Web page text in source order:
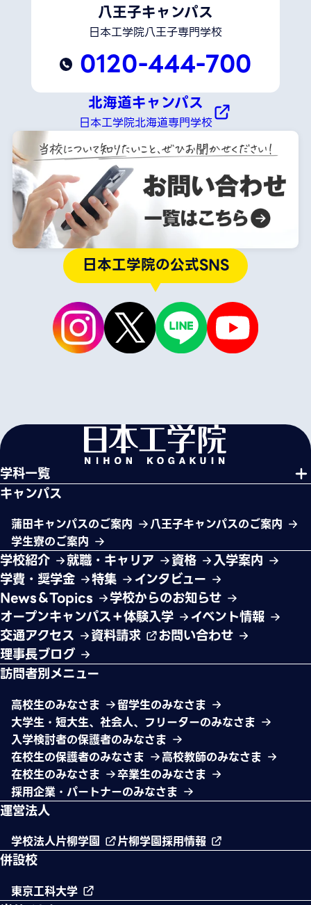
八王子キャンパス
日本工学院八王子専門学校
0120-444-700
北海道キャンパス
日本工学院北海道専門学校
日本工学院の公式SNS
学科一覧
キャンパス
蒲田キャンパスのご案内
八王子キャンパスのご案内
学生寮のご案内
学校紹介 就職・キャリア 資格
入学案内
学費・奨学金
特集
インタビュー
News＆Topics
学校からのお知らせ
オープンキャンパス＋体験入学
イベント情報
交通アクセス
資料請求
お問い合わせ
理事長ブログ
訪問者別メニュー
高校生のみなさま
留学生のみなさま
大学生・短大生、社会人、フリーターのみなさま
入学検討者の保護者のみなさま
在校生の保護者のみなさま
高校教師のみなさま
在校生のみなさま
卒業生のみなさま
採用企業・パートナーのみなさま
運営法人
学校法人片柳学園 片柳学園採用情報
併設校
東京工科大学